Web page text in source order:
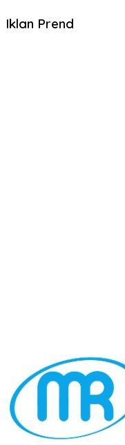
Iklan Prend